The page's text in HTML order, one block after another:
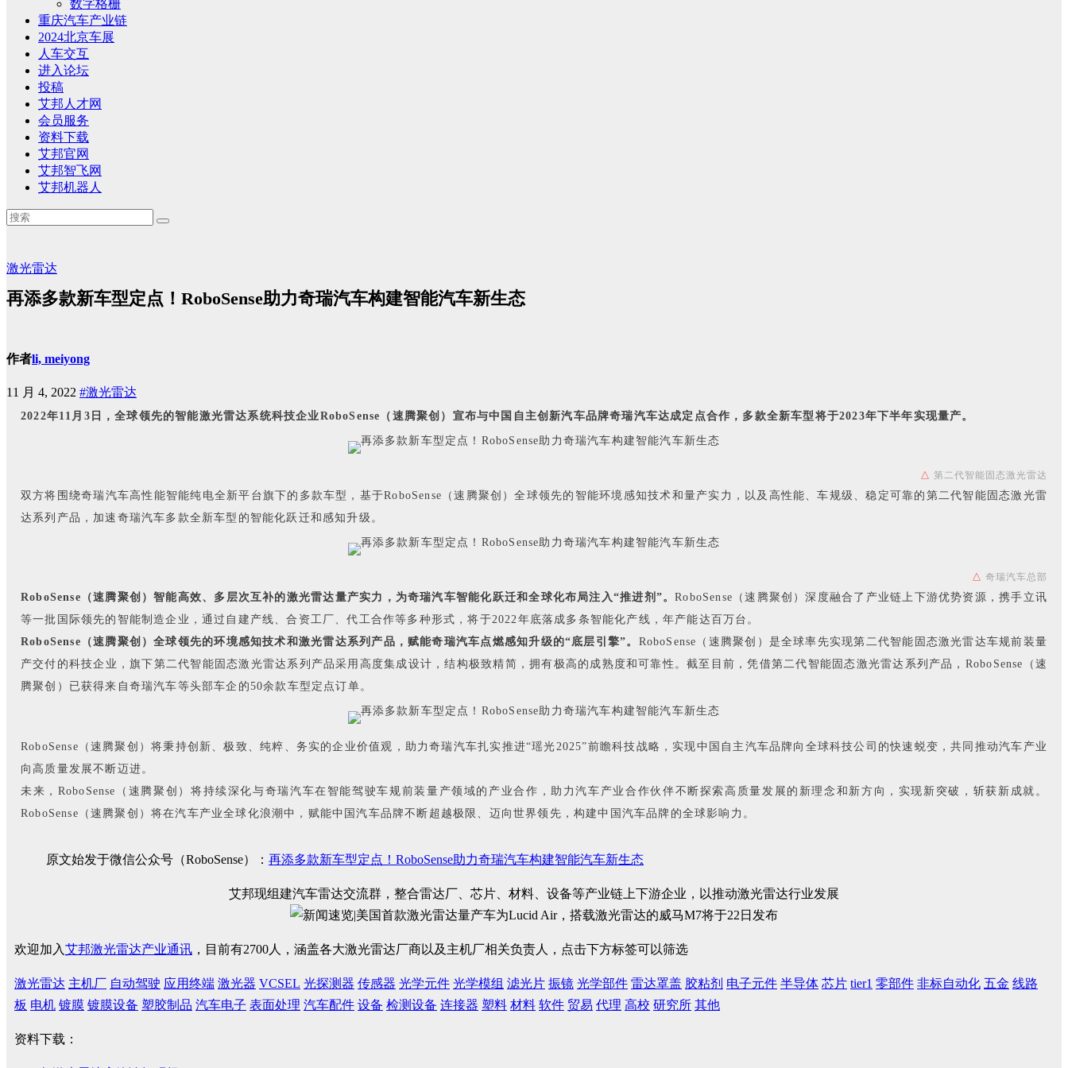
数字格栅
重庆汽车产业链
2024北京车展
人车交互
进入论坛
投稿
艾邦人才网
会员服务
资料下载
艾邦官网
艾邦智飞网
艾邦机器人
激光雷达
再添多款新车型定点！RoboSense助力奇瑞汽车构建智能汽车新生态
作者li, meiyong
11 月 4, 2022 #激光雷达
2022年11月3日，全球领先的智能激光雷达系统科技企业RoboSense（速腾聚创）宣布与中国自主创新汽车品牌奇瑞汽车达成定点合作，多款全新车型将于2023年下半年实现量产。
△ 第二代智能固态激光雷达
双方将围绕奇瑞汽车高性能智能纯电全新平台旗下的多款车型，基于RoboSense（速腾聚创）全球领先的智能环境感知技术和量产实力，以及高性能、车规级、稳定可靠的第二代智能固态激光雷
达系列产品，加速奇瑞汽车多款全新车型的智能化跃迁和感知升级。
△ 奇瑞汽车总部
RoboSense（速腾聚创）智能高效、多层次互补的激光雷达量产实力，为奇瑞汽车智能化跃迁和全球化布局注入“推进剂”。RoboSense（速腾聚创）深度融合了产业链上下游优势资源，携手立讯
等一批国际领先的智能制造企业，通过 自建产线、合资工厂、代工合作等多种形式，将于2022年底落成多条智能化产线，年产能达百万台。
RoboSense（速腾聚创）全球领先的环境感知技术和激光雷达系列产品，赋能奇瑞汽车点燃感知升级的“底层引擎”。 RoboSense（速腾聚创）是全球率先实现第二代智能固态激光雷达车规前装量
产交付的科技企业，旗下第二代智能固态激光雷达系列产品采用高度集成设计，结构极致精简，拥有极高的成熟度和可靠性。截至目前，凭借第二代智能固态激光雷达系列产品，RoboSense（速
腾聚创）已获得来自奇瑞汽车等头部车企的50余款车型定点订单。
RoboSense（速腾聚创）将秉持创新、极致、纯粹、务实的企业价值观，助力奇瑞汽车扎实推进“瑶光2025”前瞻科技战略，实现中国自主汽车品牌向全球科技公司的快速蜕变，共同推动汽车产业
向高质量发展不断迈进。
未来，RoboSense（速腾聚创）将持续深化与奇瑞汽车在智能驾驶车规前装量产领域的产业合作，助力汽车产业合作伙伴不断探索高质量发展的新理念和新方向，实现新突破，斩获新成就。
RoboSense（速腾聚创）将在汽车产业全球化浪潮中，赋能中国汽车品牌不断超越极限、迈向世界领先，构建中国汽车品牌的全球影响力。
原文始发于微信公众号（RoboSense）： 再添多款新车型定点！RoboSense助力奇瑞汽车构建智能汽车新生态
艾邦现组建汽车雷达交流群，整合雷达厂、芯片、材料、设备等产业链上下游企业，以推动激光雷达行业发展
欢迎加入艾邦激光雷达产业通讯 ，目前有2700人，涵盖各大激光雷达厂商以及主机厂相关负责人，点击下方标签可以筛选
激光雷达 主机厂 自动驾驶 应用终端 激光器 VCSEL 光探测器 传感器 光学元件 光学模组 滤光片 振镜 光学部件 雷达罩盖 胶粘剂 电子元件 半导体 芯片 tier1 零部件 非标自动化 五金 线路
板 电机 镀膜 镀膜设备 塑胶制品 汽车电子 表面处理 汽车配件 设备 检测设备 连接器 塑料 材料 软件 贸易 代理 高校 研究所 其他
资料下载：